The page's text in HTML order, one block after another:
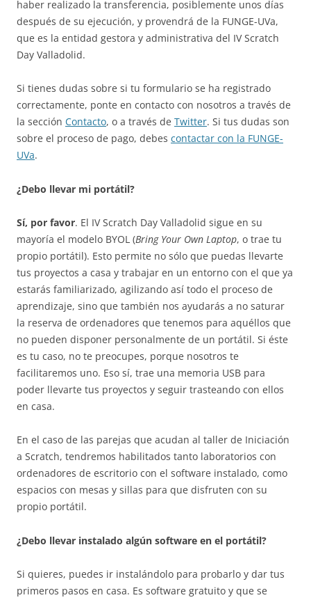
haber realizado la transferencia, posiblemente unos días
después de su ejecución, y provendrá de la FUNGE-UVa,
que es la entidad gestora y administrativa del IV Scratch
Day Valladolid.
Si tienes dudas sobre si tu formulario se ha registrado
correctamente, ponte en contacto con nosotros a través de
la sección Contacto, o a través de Twitter. Si tus dudas son
sobre el proceso de pago, debes contactar con la FUNGE-
UVa.
¿Debo llevar mi portátil?
Sí, por favor. El IV Scratch Day Valladolid sigue en su
mayoría el modelo BYOL (Bring Your Own Laptop, o trae tu
propio portátil). Esto permite no sólo que puedas llevarte
tus proyectos a casa y trabajar en un entorno con el que ya
estarás familiarizado, agilizando así todo el proceso de
aprendizaje, sino que también nos ayudarás a no saturar
la reserva de ordenadores que tenemos para aquéllos que
no pueden disponer personalmente de un portátil. Si éste
es tu caso, no te preocupes, porque nosotros te
facilitaremos uno. Eso sí, trae una memoria USB para
poder llevarte tus proyectos y seguir trasteando con ellos
en casa.
En el caso de las parejas que acudan al taller de Iniciación
a Scratch, tendremos habilitados tanto laboratorios con
ordenadores de escritorio con el software instalado, como
espacios con mesas y sillas para que disfruten con su
propio portátil.
¿Debo llevar instalado algún software en el portátil?
Si quieres, puedes ir instalándolo para probarlo y dar tus
primeros pasos en casa. Es software gratuito y que se